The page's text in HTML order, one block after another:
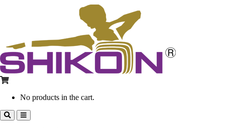
No products in the cart.